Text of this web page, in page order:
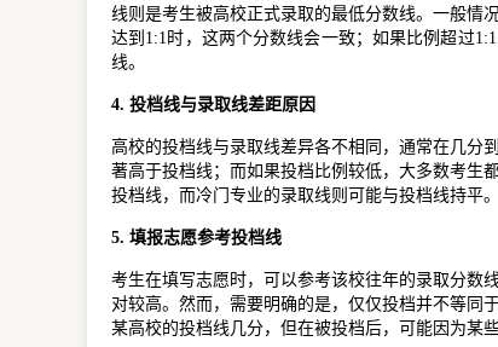
线则是考生被高校正式录取的最低分数线。一般情
达到1:1时，这两个分数线会一致；如果比例超过
线。
4. 投档线与录取线差距原因
高校的投档线与录取线差异各不相同，通常在几分
著高于投档线；而如果投档比例较低，大多数考生
投档线，而冷门专业的录取线则可能与投档线持平。
5. 填报志愿参考投档线
考生在填写志愿时，可以参考该校往年的录取分数
对较高。然而，需要明确的是，仅仅投档并不等同
某高校的投档线几分，但在被投档后，可能因为某